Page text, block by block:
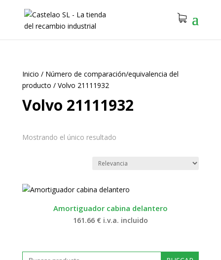
Inicio / Número de comparación/equivalencia del
producto / Volvo 21111932
Volvo 21111932
Mostrando el único resultado
Amortiguador cabina delantero
161.66 € i.v.a. incluido
Buscar: